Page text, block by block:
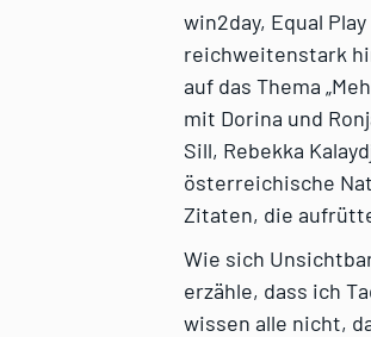
win2day, Equal
reichweitenstark
auf das Thema
mit Dorina und
Sill, Rebekka
österreichische
Zitaten, die
Wie sich
erzähle, dass ich
wissen alle nicht,